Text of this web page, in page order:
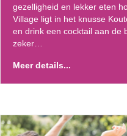
gezelligheid en lekker eten
Village ligt in het knusse
en drink een cocktail aan de
zeker…
Meer details...